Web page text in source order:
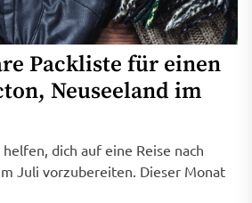
Packliste für einen
Neuseeland im
dich auf eine Reise nach
Juli vorzubereiten. Dieser Monat